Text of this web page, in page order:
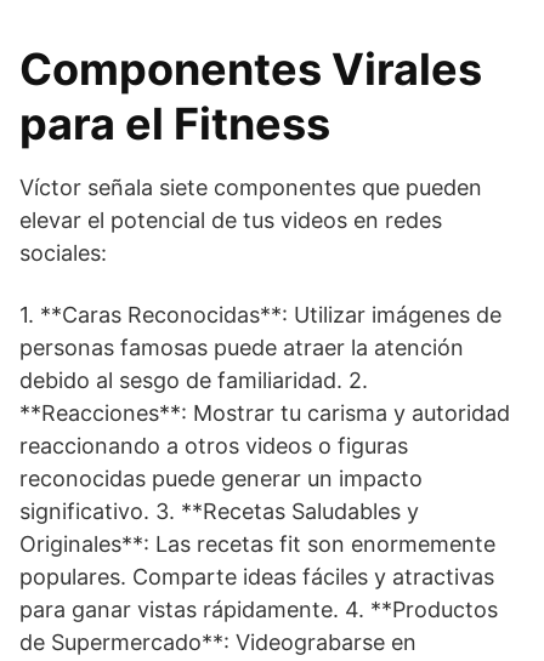
Componentes Virales
para el Fitness
Víctor señala siete componentes que pueden
elevar el potencial de tus videos en redes
sociales:
1. **Caras Reconocidas**: Utilizar imágenes de
personas famosas puede atraer la atención
debido al sesgo de familiaridad. 2.
**Reacciones**: Mostrar tu carisma y autoridad
reaccionando a otros videos o figuras
reconocidas puede generar un impacto
significativo. 3. **Recetas Saludables y
Originales**: Las recetas fit son enormemente
populares. Comparte ideas fáciles y atractivas
para ganar vistas rápidamente. 4. **Productos
de Supermercado**: Videograbarse en